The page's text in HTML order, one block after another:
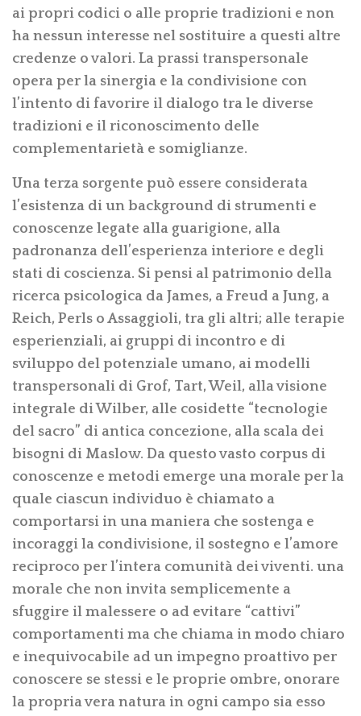
ai propri codici o alle proprie tradizioni e non
ha nessun interesse nel sostituire a questi altre
credenze o valori. La prassi transpersonale
opera per la sinergia e la condivisione con
l’intento di favorire il dialogo tra le diverse
tradizioni e il riconoscimento delle
complementarietà e somiglianze.
Una terza sorgente può essere considerata
l’esistenza di un background di strumenti e
conoscenze legate alla guarigione, alla
padronanza dell’esperienza interiore e degli
stati di coscienza. Si pensi al patrimonio della
ricerca psicologica da James, a Freud a Jung, a
Reich, Perls o Assaggioli, tra gli altri; alle terapie
esperienziali, ai gruppi di incontro e di
sviluppo del potenziale umano, ai modelli
transpersonali di Grof, Tart, Weil, alla visione
integrale di Wilber, alle cosidette “tecnologie
del sacro” di antica concezione, alla scala dei
bisogni di Maslow. Da questo vasto corpus di
conoscenze e metodi emerge una morale per la
quale ciascun individuo è chiamato a
comportarsi in una maniera che sostenga e
incoraggi la condivisione, il sostegno e l’amore
reciproco per l’intera comunità dei viventi. una
morale che non invita semplicemente a
sfuggire il malessere o ad evitare “cattivi”
comportamenti ma che chiama in modo chiaro
e inequivocabile ad un impegno proattivo per
conoscere se stessi e le proprie ombre, onorare
la propria vera natura in ogni campo sia esso